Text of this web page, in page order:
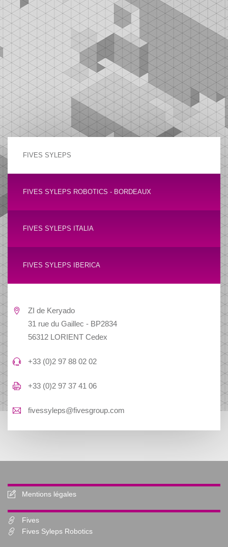
FIVES SYLEPS
FIVES SYLEPS ROBOTICS - BORDEAUX
FIVES SYLEPS ITALIA
FIVES SYLEPS IBERICA
ZI de Keryado
31 rue du Gaillec - BP2834
56312 LORIENT Cedex
+33 (0)2 97 88 02 02
+33 (0)2 97 37 41 06
fivessyleps@fivesgroup.com
Mentions légales
Fives
Fives Syleps Robotics